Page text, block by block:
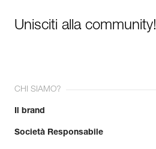
Unisciti alla community!
CHI SIAMO?
Il brand
Società Responsabile